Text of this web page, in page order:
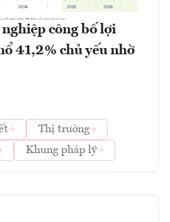
công bố lợi
41,2% chủ yếu nhờ
Thị trường
Khung pháp lý